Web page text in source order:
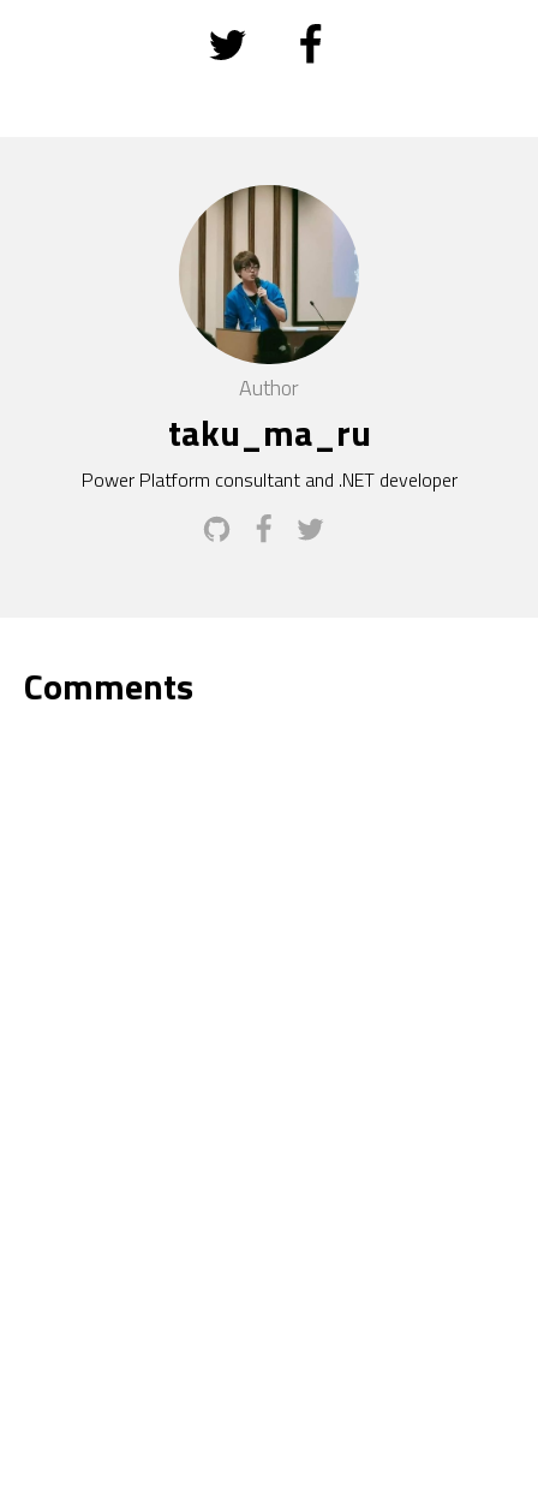
Author
taku_ma_ru
Power Platform consultant and .NET developer
Comments